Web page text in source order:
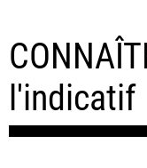
l'indicatif